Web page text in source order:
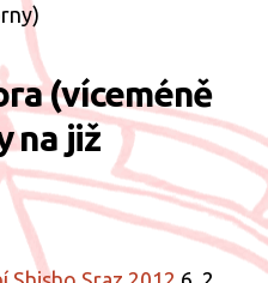
(víceméně
na již